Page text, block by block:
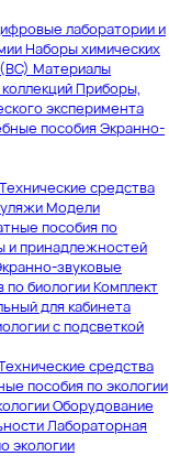
лаборатории и
Наборы химических
Материалы
Приборы,
эксперимента
пособияЭкранно-
Технические средства
Модели
пособия по
и принадлежностей
звуковые
по биологииКомплект
для кабинета
с подсветкой
средства
пособия по экологии
Оборудование
Лабораторная
экологии